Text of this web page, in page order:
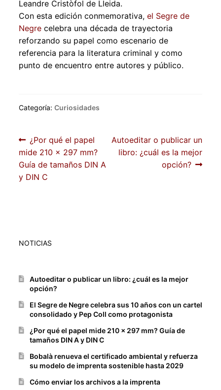
Leandre Cristòfol de Lleida.
Con esta edición conmemorativa, el Segre de
Negrecelebra una década de trayectoria
reforzando su papel como escenario de
referencia para la literatura criminal y como
punto de encuentro entre autores y público.
Categoría: Curiosidades
Navegación
de
entradas
Anterior:
¿Por qué el papel
mide 210 x 297 mm?
Guía de tamaños DIN A
y DIN C
Siguiente:
Autoeditar o publicar un
libro: ¿cuál es la mejor
opción?
NOTICIAS
Autoeditar o publicar un libro: ¿cuál es la mejor
opción?
El Segre de Negre celebra sus 10 años con un cartel
consolidado y Pep Coll como protagonista
¿Por qué el papel mide 210 x 297 mm? Guía de
tamaños DIN A y DIN C
Bobalà renueva el certificado ambiental y refuerza
su modelo de imprenta sostenible hasta 2029
Cómo enviar los archivos a la imprenta